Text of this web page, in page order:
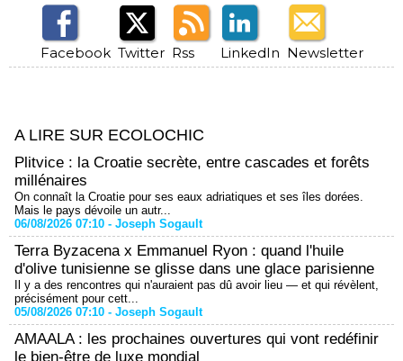
Facebook Twitter Rss LinkedIn Newsletter
A LIRE SUR ECOLOCHIC
Plitvice : la Croatie secrète, entre cascades et forêts
millénaires
On connaît la Croatie pour ses eaux adriatiques et ses îles dorées.
Mais le pays dévoile un autr...
06/08/2026 07:10 - Joseph Sogault
Terra Byzacena x Emmanuel Ryon : quand l'huile
d'olive tunisienne se glisse dans une glace parisienne
Il y a des rencontres qui n'auraient pas dû avoir lieu — et qui révèlent,
précisément pour cett...
05/08/2026 07:10 - Joseph Sogault
AMAALA : les prochaines ouvertures qui vont redéfinir
le bien-être de luxe mondial